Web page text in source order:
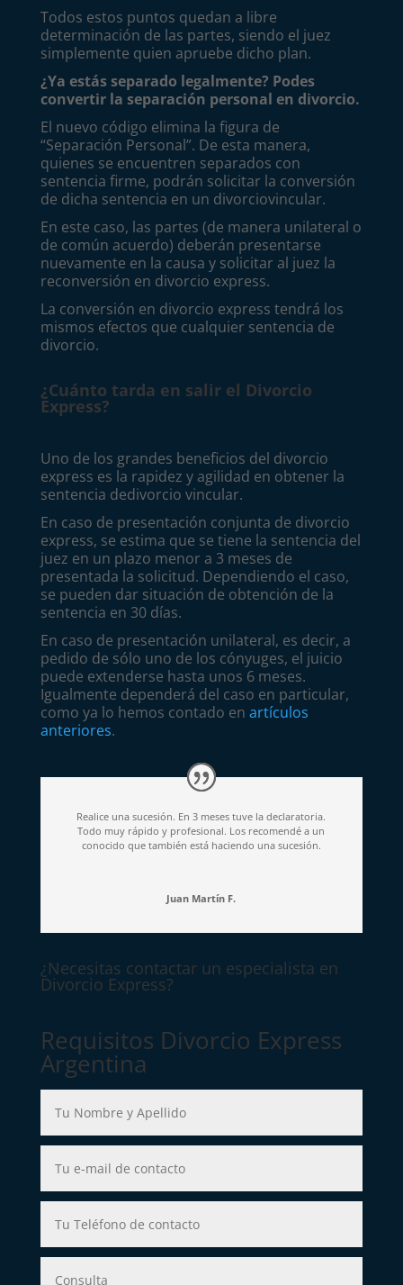
Todos estos puntos quedan a libre
determinación de las partes, siendo el juez
simplemente quien apruebe dicho plan.
¿Ya estás separado legalmente? Podes
convertir la separación personal en divorcio.
El nuevo código elimina la figura de
“Separación Personal”. De esta manera,
quienes se encuentren separados con
sentencia firme, podrán solicitar la conversión
de dicha sentencia en un divorciovincular.
En este caso, las partes (de manera unilateral o
de común acuerdo) deberán presentarse
nuevamente en la causa y solicitar al juez la
reconversión en divorcio express.
La conversión en divorcio express tendrá los
mismos efectos que cualquier sentencia de
divorcio.
¿Cuánto tarda en salir el Divorcio
Express?
Uno de los grandes beneficios del divorcio
express es la rapidez y agilidad en obtener la
sentencia dedivorcio vincular.
En caso de presentación conjunta de divorcio
express, se estima que se tiene la sentencia del
juez en un plazo menor a 3 meses de
presentada la solicitud. Dependiendo el caso,
se pueden dar situación de obtención de la
sentencia en 30 días.
En caso de presentación unilateral, es decir, a
pedido de sólo uno de los cónyuges, el juicio
puede extenderse hasta unos 6 meses.
Igualmente dependerá del caso en particular,
como ya lo hemos contado en artículos
anteriores.
Realice una sucesión. En 3 meses tuve la declaratoria.
Todo muy rápido y profesional. Los recomendé a un
conocido que también está haciendo una sucesión.
Juan Martín F.
¿Necesitas contactar un especialista en
Divorcio Express?
Requisitos Divorcio Express
Argentina